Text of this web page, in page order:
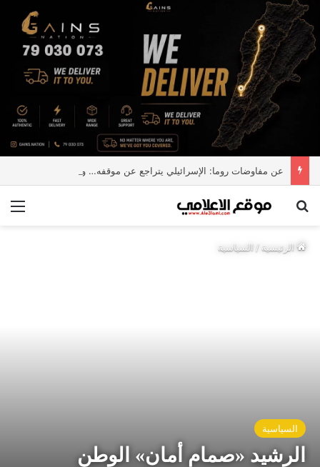
عن مفاوضات روما: الإسرائيلي يتراجع عن موقفه… و”Fake news”
بحث عن
الرئيسية/ السياسية
السياسية
الرشيد «صمام أمان» الوطن